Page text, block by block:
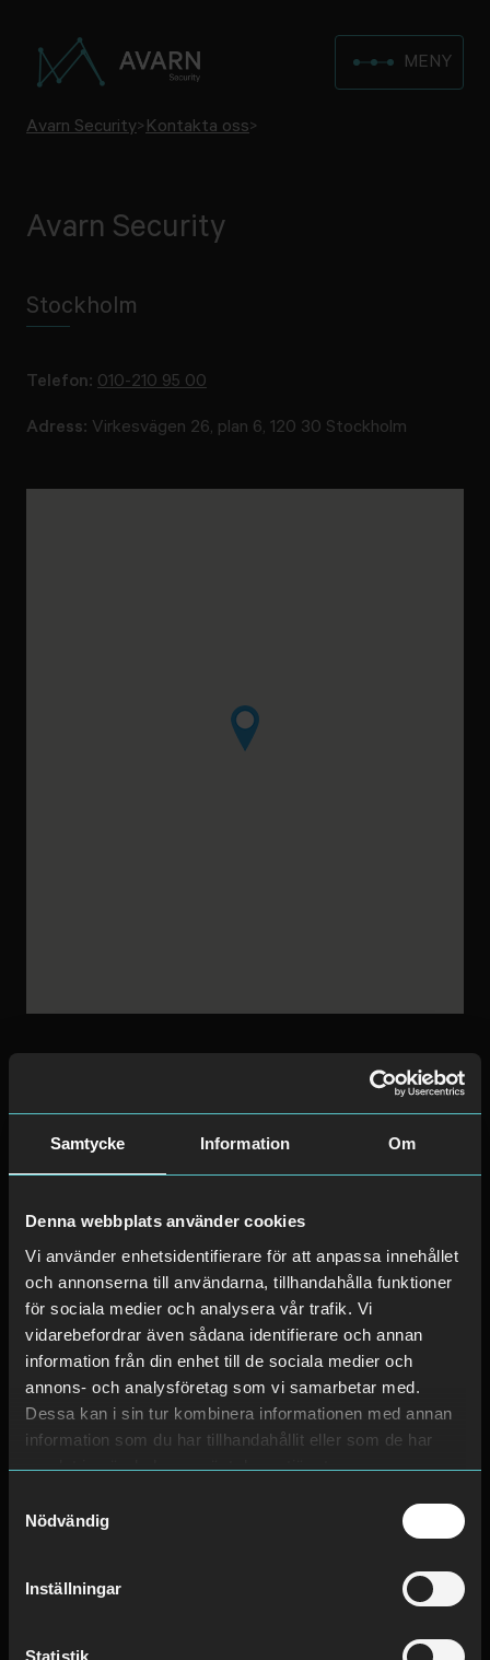
Samtycke Information Om
Denna webbplats använder cookies
Vi använder enhetsidentifierare för att anpassa innehållet
och annonserna till användarna, tillhandahålla funktioner
för sociala medier och analysera vår trafik. Vi
vidarebefordrar även sådana identifierare och annan
information från din enhet till de sociala medier och
annons- och analysföretag som vi samarbetar med.
Dessa kan i sin tur kombinera informationen med annan
information som du har tillhandahållit eller som de har
samlat in när du har använt deras tjänster.
Nödvändig
Inställningar
Statistik
MENY
Avarn Security>Kontakta oss>
Avarn Security
Stockholm
Telefon: 010-210 95 00
Adress: Virkesvägen 26, plan 6, 120 30 Stockholm
Västberga allé 11,
126 30 Hägersten
Mer information
Avarn Security
Västberga allé 9,
126 30 Hägersten
Finlandsgatan 52,